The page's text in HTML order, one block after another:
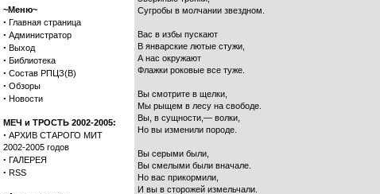
~Меню~
· Главная страница
· Администратор
· Выход
· Библиотека
· Состав РПЦЗ(В)
· Обзоры
· Новости
МЕЧ и ТРОСТЬ 2002-2005:
· АРХИВ СТАРОГО МИТ
2002-2005 годов
· ГАЛЕРЕЯ
· RSS
Сугробы в молчании звездном.
Вас в избы пускают
В январские лютые стужи,
А нас окружают
Флажки роковые все туже.
Вы смотрите в щелки,
Мы рыщем в лесу на свободе.
Вы, в сущности,— волки,
Но вы изменили породе.
Вы серыми были,
Вы смелыми были вначале.
Но вас прикормили,
И вы в сторожей измельчали.